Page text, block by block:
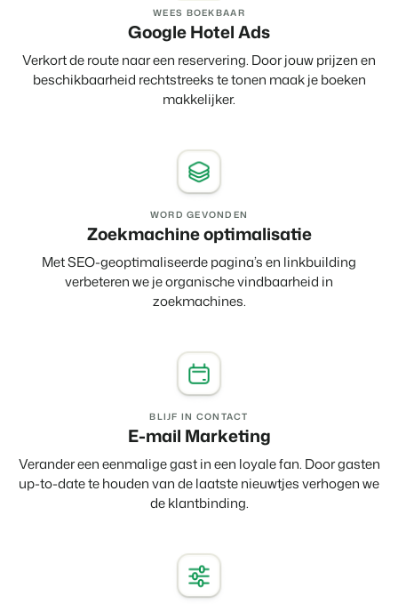
WEES BOEKBAAR
Google Hotel Ads
Verkort de route naar een reservering. Door jouw prijzen en
beschikbaarheid rechtstreeks te tonen maak je boeken
makkelijker.
WORD GEVONDEN
Zoekmachine optimalisatie
Met SEO-geoptimaliseerde pagina’s en linkbuilding
verbeteren we je organische vindbaarheid in
zoekmachines.
BLIJF IN CONTACT
E-mail Marketing
Verander een eenmalige gast in een loyale fan. Door gasten
up-to-date te houden van de laatste nieuwtjes verhogen we
de klantbinding.